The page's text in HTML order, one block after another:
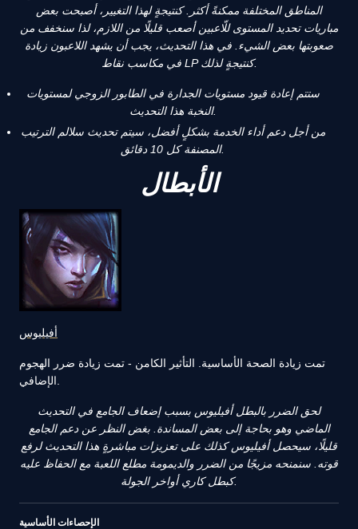
المناطق المختلفة ممكنةً أكثر. كنتيجةٍ لهذا التغيير، أصبحت بعض
مباريات تحديد المستوى للّاعبين أصعب قليلًا من اللازم، لذا سنخفف من
صعوبتها بعض الشيء. في هذا التحديث، يجب أن يشهد اللاعبون زيادة
في مكاسب نقاط LP كنتيجةٍ لذلك.
ستتم إعادة قيود مستويات الجدارة في الطابور الزوجي لمستويات
النخبة هذا التحديث.
من أجل دعم أداء الخدمة بشكلٍ أفضل، سيتم تحديث سلالم الترتيب
المصنفة كل 10 دقائق.
الأبطال
أفيليوس
تمت زيادة الصحة الأساسية. التأثير الكامن - تمت زيادة ضرر الهجوم
لحق الضرر بالبطل أفيليوس بسبب إضعاف الجامع في التحديث
الماضي وهو بحاجة إلى بعض المساندة. بغض النظر عن دعم الجامع
قليلًا، سيحصل أفيليوس كذلك على تعزيزات مباشرةٍ هذا التحديث لرفع
قوته. سنمنحه مزيجًا من الضرر والديمومة مطلع اللعبة مع الحفاظ عليه
كبطل كاري أواخر الجولة.
الإحصاءات الأساسية